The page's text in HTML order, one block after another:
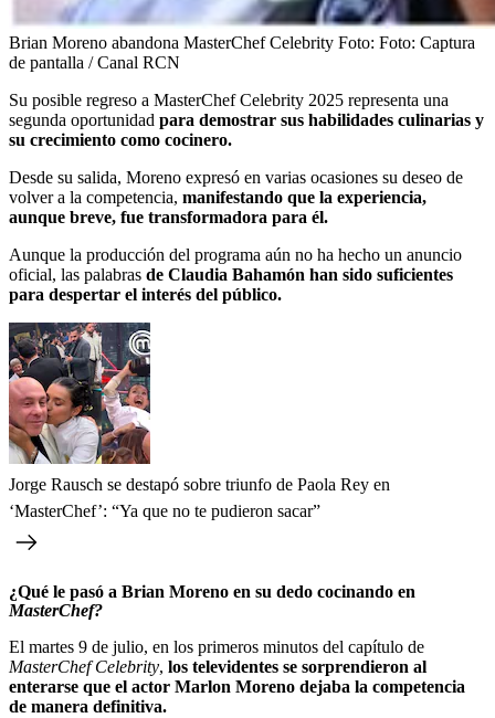
Brian Moreno abandona MasterChef Celebrity Foto: Foto: Captura
de pantalla / Canal RCN
Su posible regreso a MasterChef Celebrity 2025 representa una
segunda oportunidad para demostrar sus habilidades culinarias y
su crecimiento como cocinero.
Desde su salida, Moreno expresó en varias ocasiones su deseo de
volver a la competencia, manifestando que la experiencia,
aunque breve, fue transformadora para él.
Aunque la producción del programa aún no ha hecho un anuncio
oficial, las palabras de Claudia Bahamón han sido suficientes
para despertar el interés del público.
Jorge Rausch se destapó sobre triunfo de Paola Rey en
‘MasterChef’: “Ya que no te pudieron sacar”
¿Qué le pasó a Brian Moreno en su dedo cocinando en
MasterChef?
El martes 9 de julio, en los primeros minutos del capítulo de
MasterChef Celebrity, los televidentes se sorprendieron al
enterarse que el actor Marlon Moreno dejaba la competencia
de manera definitiva.